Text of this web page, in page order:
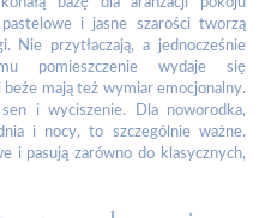
i jasne szarości tworzą
Nie przytłaczają, a jednocześnie
pomieszczenie wydaje się
mają też wymiar emocjonalny.
sen i wyciszenie. Dla noworodka,
i nocy, to szczególnie ważne.
i pasują zarówno do klasycznych,